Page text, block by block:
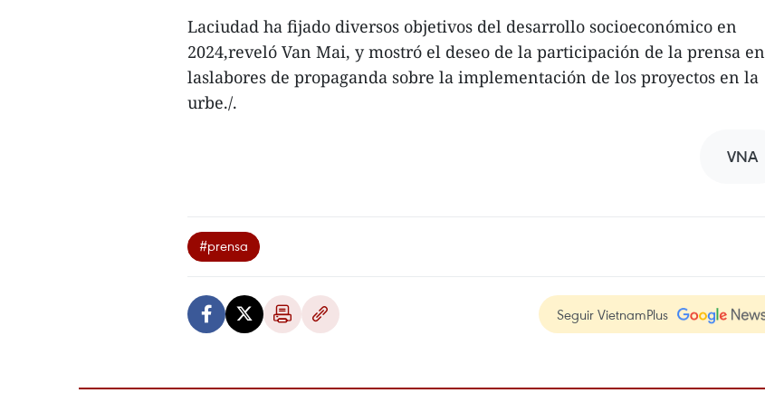
Laciudad ha fijado diversos objetivos del desarrollo socioeconómico en
2024,reveló Van Mai, y mostró el deseo de la participación de la prensa en
laslabores de propaganda sobre la implementación de los proyectos en la
urbe./.
VNA
#prensa
Seguir VietnamPlus